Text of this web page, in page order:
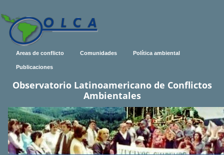
Areas de conflicto Comunidades Política ambiental
Publicaciones
Observatorio Latinoamericano de Conflictos
Ambientales